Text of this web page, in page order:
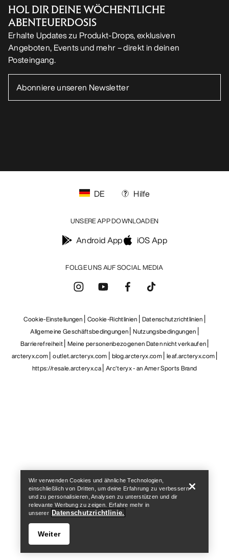
HOL DIR DEINE WÖCHENTLICHE
ABENTEUERDOSIS
Erhalte Updates zu Produkt-Drops, exklusiven
Angeboten, Events und mehr – direkt in deinen
Posteingang.
FOLGE UNS AUF SOCIAL MEDIA
DE Hilfe
UNSERE APP DOWNLOADEN
Android App iOS App
Cookie-Einstellungen Cookie-Richtlinien Datenschutzrichtlinien
Allgemeine Geschäftsbedingungen Nutzungsbedingungen
Barrierefreiheit Meine personenbezogenen Daten nicht verkaufen
arcteryx.com outlet.arcteryx.com blog.arcteryx.com leaf.arcteryx.com
https://resale.arcteryx.ca Arc'teryx - an Amer Sports Brand
Wir verwenden Cookies und ähnliche Technologien,
einschließlich von Dritten, um deine Erfahrung zu verbessern
und zu personalisieren, Analysen zu unterstützen und dir
relevante Werbung zu zeigen. Erfahre mehr in
unserer Datenschutzrichtlinie.
Weiter